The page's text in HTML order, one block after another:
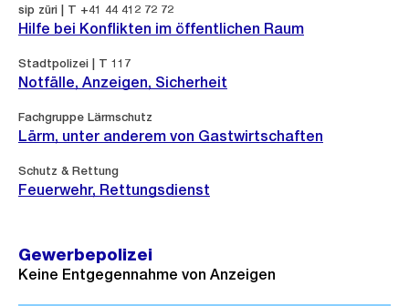
sip züri | T +41 44 412 72 72
Hilfe bei Konflikten im öffentlichen Raum
Stadtpolizei | T 117
Notfälle, Anzeigen, Sicherheit
Fachgruppe Lärmschutz
Lärm, unter anderem von Gastwirtschaften
Schutz & Rettung
Feuerwehr, Rettungsdienst
Gewerbepolizei
Keine Entgegennahme von Anzeigen